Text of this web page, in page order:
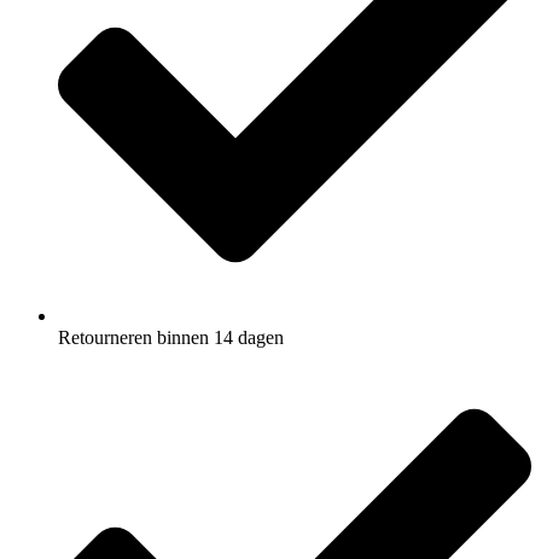
Retourneren binnen 14 dagen